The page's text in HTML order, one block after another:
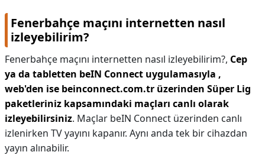
Fenerbahçe maçını internetten nasıl
izleyebilirim?
Fenerbahçe maçını internetten nasıl izleyebilirim?, Cep
ya da tabletten beIN Connect uygulamasıyla ,
web'den ise beinconnect.com.tr üzerinden Süper Lig
paketleriniz kapsamındaki maçları canlı olarak
izleyebilirsiniz. Maçlar beIN Connect üzerinden canlı
izlenirken TV yayını kapanır. Aynı anda tek bir cihazdan
yayın alınabilir.